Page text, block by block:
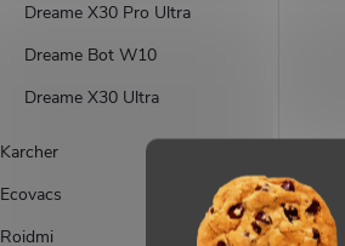
Dreame X30 Pro Ultra
Dreame Bot W10
Dreame X30 Ultra
Karcher
Ecovacs
Roidmi